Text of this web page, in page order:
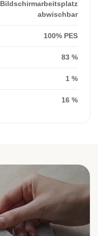
Bildschirmarbeitsplatz
abwischbar
100% PES
83 %
1 %
16 %